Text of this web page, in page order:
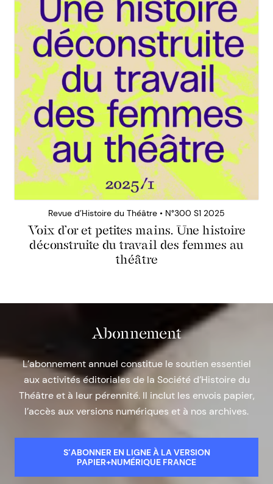
Revue d’Histoire du Théâtre • N°300 S1 2025
Voix d’or et petites mains. Une histoire
déconstruite du travail des femmes au
théâtre
Abonnement
L’abonnement annuel constitue le soutien essentiel
aux activités éditoriales de la Société d’Histoire du
Théâtre et à leur pérennité. Il inclut les envois papier,
l’accès aux versions numériques et à nos archives.
S’ABONNER EN LIGNE À LA VERSION
PAPIER+NUMÉRIQUE FRANCE